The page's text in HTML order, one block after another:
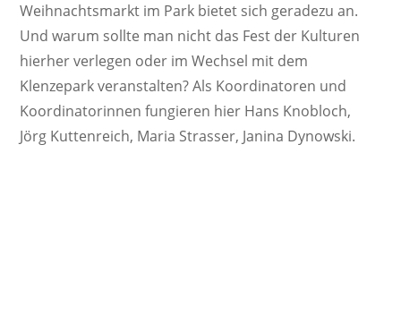
Weihnachtsmarkt im Park bietet sich geradezu an.
Und warum sollte man nicht das Fest der Kulturen
hierher verlegen oder im Wechsel mit dem
Klenzepark veranstalten? Als Koordinatoren und
Koordinatorinnen fungieren hier Hans Knobloch,
Jörg Kuttenreich, Maria Strasser, Janina Dynowski.